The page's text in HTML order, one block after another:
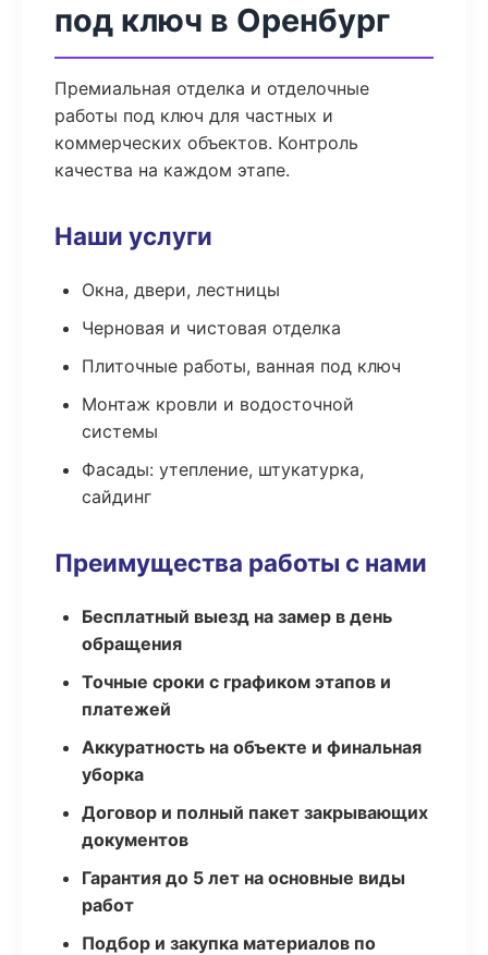
под ключ в Оренбург
Премиальная отделка и отделочные
работы под ключ для частных и
коммерческих объектов. Контроль
качества на каждом этапе.
Наши услуги
Окна, двери, лестницы
Черновая и чистовая отделка
Плиточные работы, ванная под ключ
Монтаж кровли и водосточной
системы
Фасады: утепление, штукатурка,
сайдинг
Преимущества работы с нами
Бесплатный выезд на замер в день
обращения
Точные сроки с графиком этапов и
платежей
Аккуратность на объекте и финальная
уборка
Договор и полный пакет закрывающих
документов
Гарантия до 5 лет на основные виды
работ
Подбор и закупка материалов по